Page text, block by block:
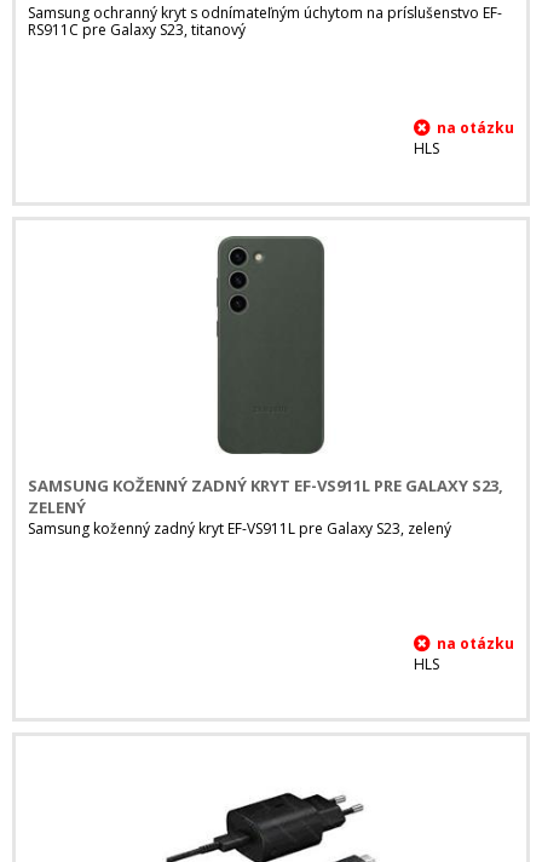
Samsung ochranný kryt s odnímateľným úchytom na príslušenstvo EF-
RS911C pre Galaxy S23, titanový
HLS
SAMSUNG KOŽENNÝ ZADNÝ KRYT EF-VS911L PRE GALAXY S23,
ZELENÝ
Samsung koženný zadný kryt EF-VS911L pre Galaxy S23, zelený
HLS